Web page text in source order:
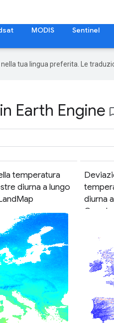
MODIS Sentinel
tua lingua preferita. Le
Earth Engine
temperatura
diurna a lungo
diurna